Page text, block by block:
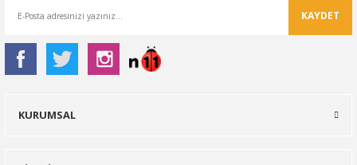
KAYDET
KURUMSAL